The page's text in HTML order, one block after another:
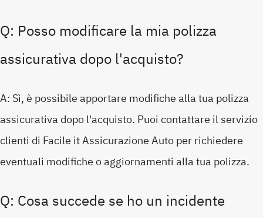
Q: Posso modificare la mia polizza
assicurativa dopo l'acquisto?
A: Sì, è possibile apportare modifiche alla tua polizza
assicurativa dopo l'acquisto. Puoi contattare il servizio
clienti di Facile it Assicurazione Auto per richiedere
eventuali modifiche o aggiornamenti alla tua polizza.
Q: Cosa succede se ho un incidente